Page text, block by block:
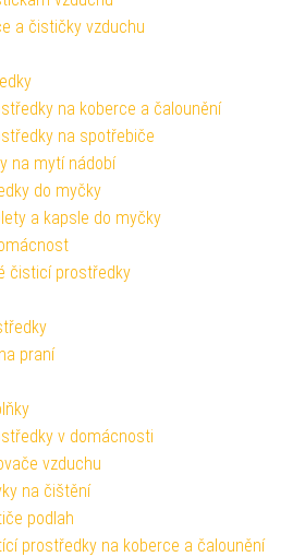
a čističky vzduchu
na koberce a čalounění
na spotřebiče
na mytí nádobí
do myčky
a kapsle do myčky
čisticí prostředky
praní
v domácnosti
vzduchu
na čištění
podlah
prostředky na koberce a čalounění